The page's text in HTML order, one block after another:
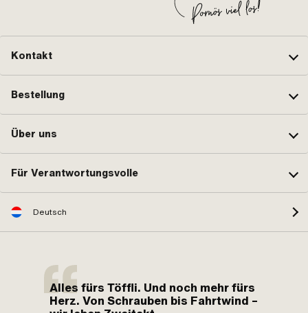
Kontakt
Bestellung
Über uns
Für Verantwortungsvolle
Deutsch
Alles fürs Töffli. Und noch mehr fürs
Herz. Von Schrauben bis Fahrtwind –